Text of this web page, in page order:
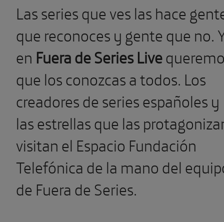
Las series que ves las hace
que reconoces y gente que no.
en Fuera de Series Live
que los conozcas a todos. Los
creadores de series españoles y
las estrellas que las
visitan el Espacio Fundación
Telefónica de la mano del
de Fuera de Series.